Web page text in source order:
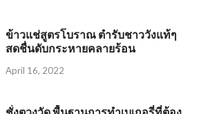
ข้าวแช่สูตรโบราณ ตำรับชาววังแท้ๆ
สดชื่นดับกระหายคลายร้อน
April 16, 2022
ชั่งตวงวัด พื้นฐานการทำเบเกอรี่ที่ต้อง